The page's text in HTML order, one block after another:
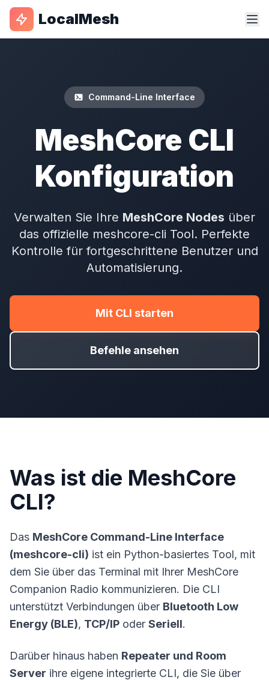
LocalMesh
Command-Line Interface
MeshCore CLI
Konfiguration
Verwalten Sie Ihre MeshCore Nodes über
das offizielle meshcore-cli Tool. Perfekte
Kontrolle für fortgeschrittene Benutzer und
Automatisierung.
Mit CLI starten
Befehle ansehen
Was ist die MeshCore
CLI?
Das MeshCore Command-Line Interface
(meshcore-cli) ist ein Python-basiertes Tool, mit
dem Sie über das Terminal mit Ihrer MeshCore
Companion Radio kommunizieren. Die CLI
unterstützt Verbindungen über Bluetooth Low
Energy (BLE), TCP/IP oder Seriell.
Darüber hinaus haben Repeater und Room
Server ihre eigene integrierte CLI, die Sie über